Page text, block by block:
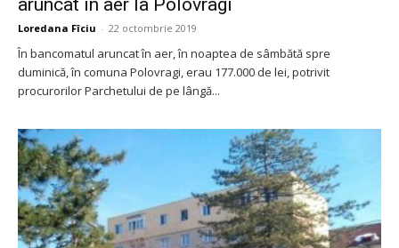
aruncat în aer la Polovragi
Loredana Fîciu - 22 octombrie 2019
În bancomatul aruncat în aer, în noaptea de sâmbătă spre
duminică, în comuna Polovragi, erau 177.000 de lei, potrivit
procurorilor Parchetului de pe lângă...